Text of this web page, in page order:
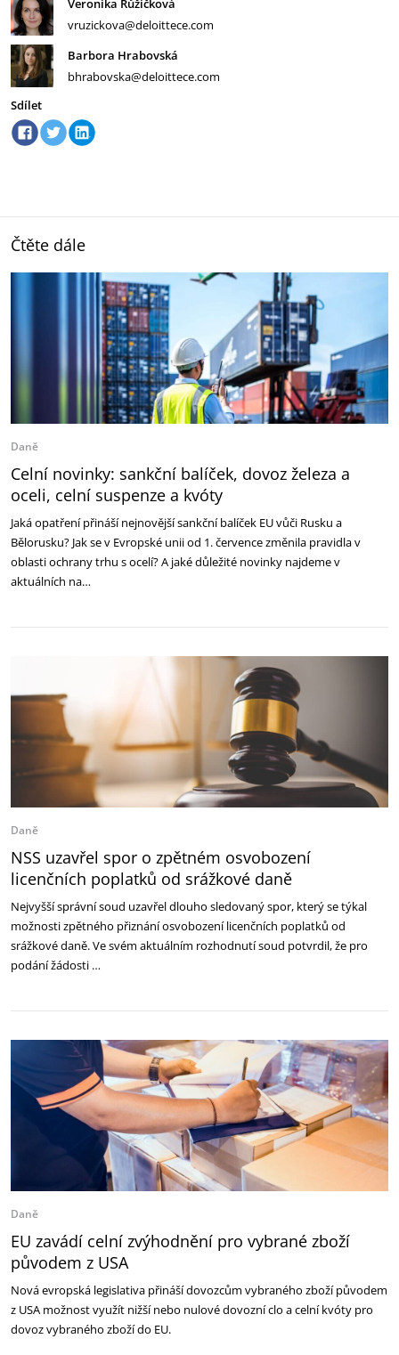
Veronika Růžičková
vruzickova@deloittece.com
Barbora Hrabovská
bhrabovska@deloittece.com
Sdílet
Čtěte dále
Daně
Celní novinky: sankční balíček, dovoz železa a
oceli, celní suspenze a kvóty
Jaká opatření přináší nejnovější sankční balíček EU vůči Rusku a
Bělorusku? Jak se v Evropské unii od 1. července změnila pravidla v
oblasti ochrany trhu s ocelí? A jaké důležité novinky najdeme v
aktuálních na…
Daně
NSS uzavřel spor o zpětném osvobození
licenčních poplatků od srážkové daně
Nejvyšší správní soud uzavřel dlouho sledovaný spor, který se týkal
možnosti zpětného přiznání osvobození licenčních poplatků od
srážkové daně. Ve svém aktuálním rozhodnutí soud potvrdil, že pro
podání žádosti …
Daně
EU zavádí celní zvýhodnění pro vybrané zboží
původem z USA
Nová evropská legislativa přináší dovozcům vybraného zboží původem
z USA možnost využít nižší nebo nulové dovozní clo a celní kvóty pro
dovoz vybraného zboží do EU.